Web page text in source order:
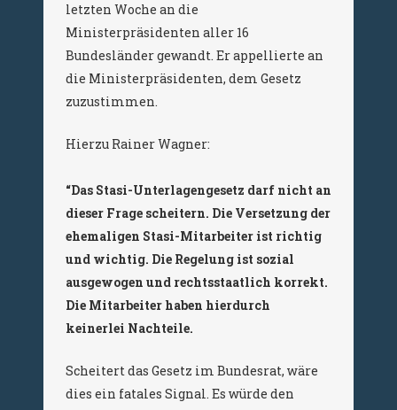
letzten Woche an die
Ministerpräsidenten aller 16
Bundesländer gewandt. Er appellierte an
die Ministerpräsidenten, dem Gesetz
zuzustimmen.
Hierzu Rainer Wagner:
“Das Stasi-Unterlagengesetz darf nicht an
dieser Frage scheitern. Die Versetzung der
ehemaligen Stasi-Mitarbeiter ist richtig
und wichtig. Die Regelung ist sozial
ausgewogen und rechtsstaatlich korrekt.
Die Mitarbeiter haben hierdurch
keinerlei Nachteile.
Scheitert das Gesetz im Bundesrat, wäre
dies ein fatales Signal. Es würde den